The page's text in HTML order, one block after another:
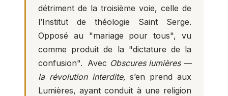
détriment de la troisième voie, celle de
l’Institut de théologie Saint Serge.
Opposé au "mariage pour tous", vu
comme produit de la "dictature de la
confusion". Avec Obscures lumières —
la révolution interdite, s’en prend aux
Lumières, ayant conduit à une religion